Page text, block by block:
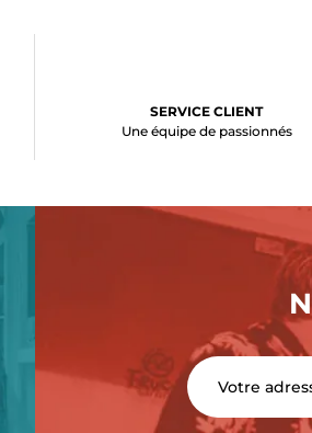
SERVICE CLIENT
Une équipe de passionnés